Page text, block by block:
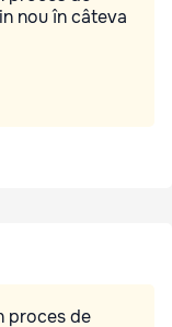
nou în câteva
proces de